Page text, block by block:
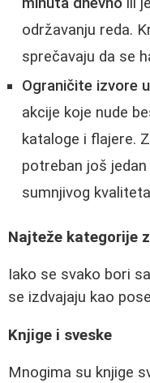
održavanju reda.
sprečavaju da se
Ograničite izvore
akcije koje nude
kataloge i flajere.
potreban još
sumnjivog
Najteže kategorije
Iako se svako bori
se izdvajaju kao
Knjige i sveske
Mnogima su knjige